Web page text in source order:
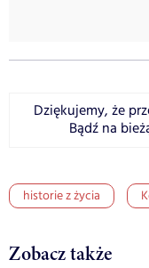
Dziękujemy, że
Bądź na
historie z życia
Zobacz także